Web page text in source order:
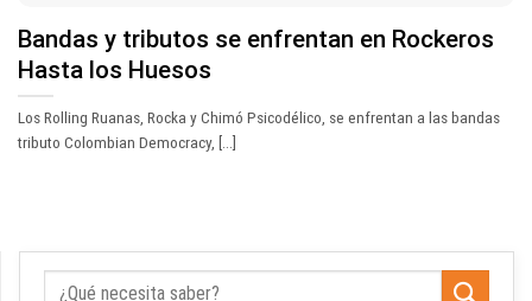
Bandas y tributos se enfrentan en Rockeros
Hasta los Huesos
Los Rolling Ruanas, Rocka y Chimó Psicodélico, se enfrentan a las bandas
tributo Colombian Democracy, [...]